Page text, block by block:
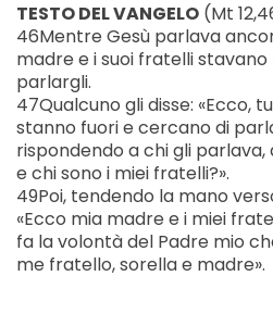
TESTO DEL VANGELO (Mt
46Mentre Gesù parlava
madre e i suoi fratelli
parlargli.
47Qualcuno gli disse: «Ecco,
stanno fuori e cercano di
rispondendo a chi gli parlava,
e chi sono i miei fratelli?».
49Poi, tendendo la mano
«Ecco mia madre e i miei
fa la volontà del Padre mio
me fratello, sorella e madre».